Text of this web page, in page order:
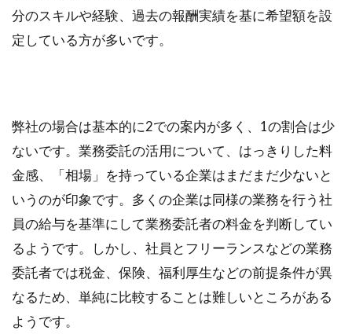
分のスキルや経験、過去の報酬実績を基に希望額を設
定している方が多いです。
弊社の場合は基本的に2での案内が多く、1の割合は少
ないです。業務委託の活用について、はっきりした料
金感、「相場」を持っている企業はまだまだ少ないと
いうのが印象です。多くの企業は同様の業務を行う社
員の給与を基準にして業務委託者の料金を判断してい
るようです。しかし、社員とフリーランスなどの業務
委託者では税金、保険、福利厚生などの前提条件が異
なるため、単純に比較することは難しいところがある
ようです。